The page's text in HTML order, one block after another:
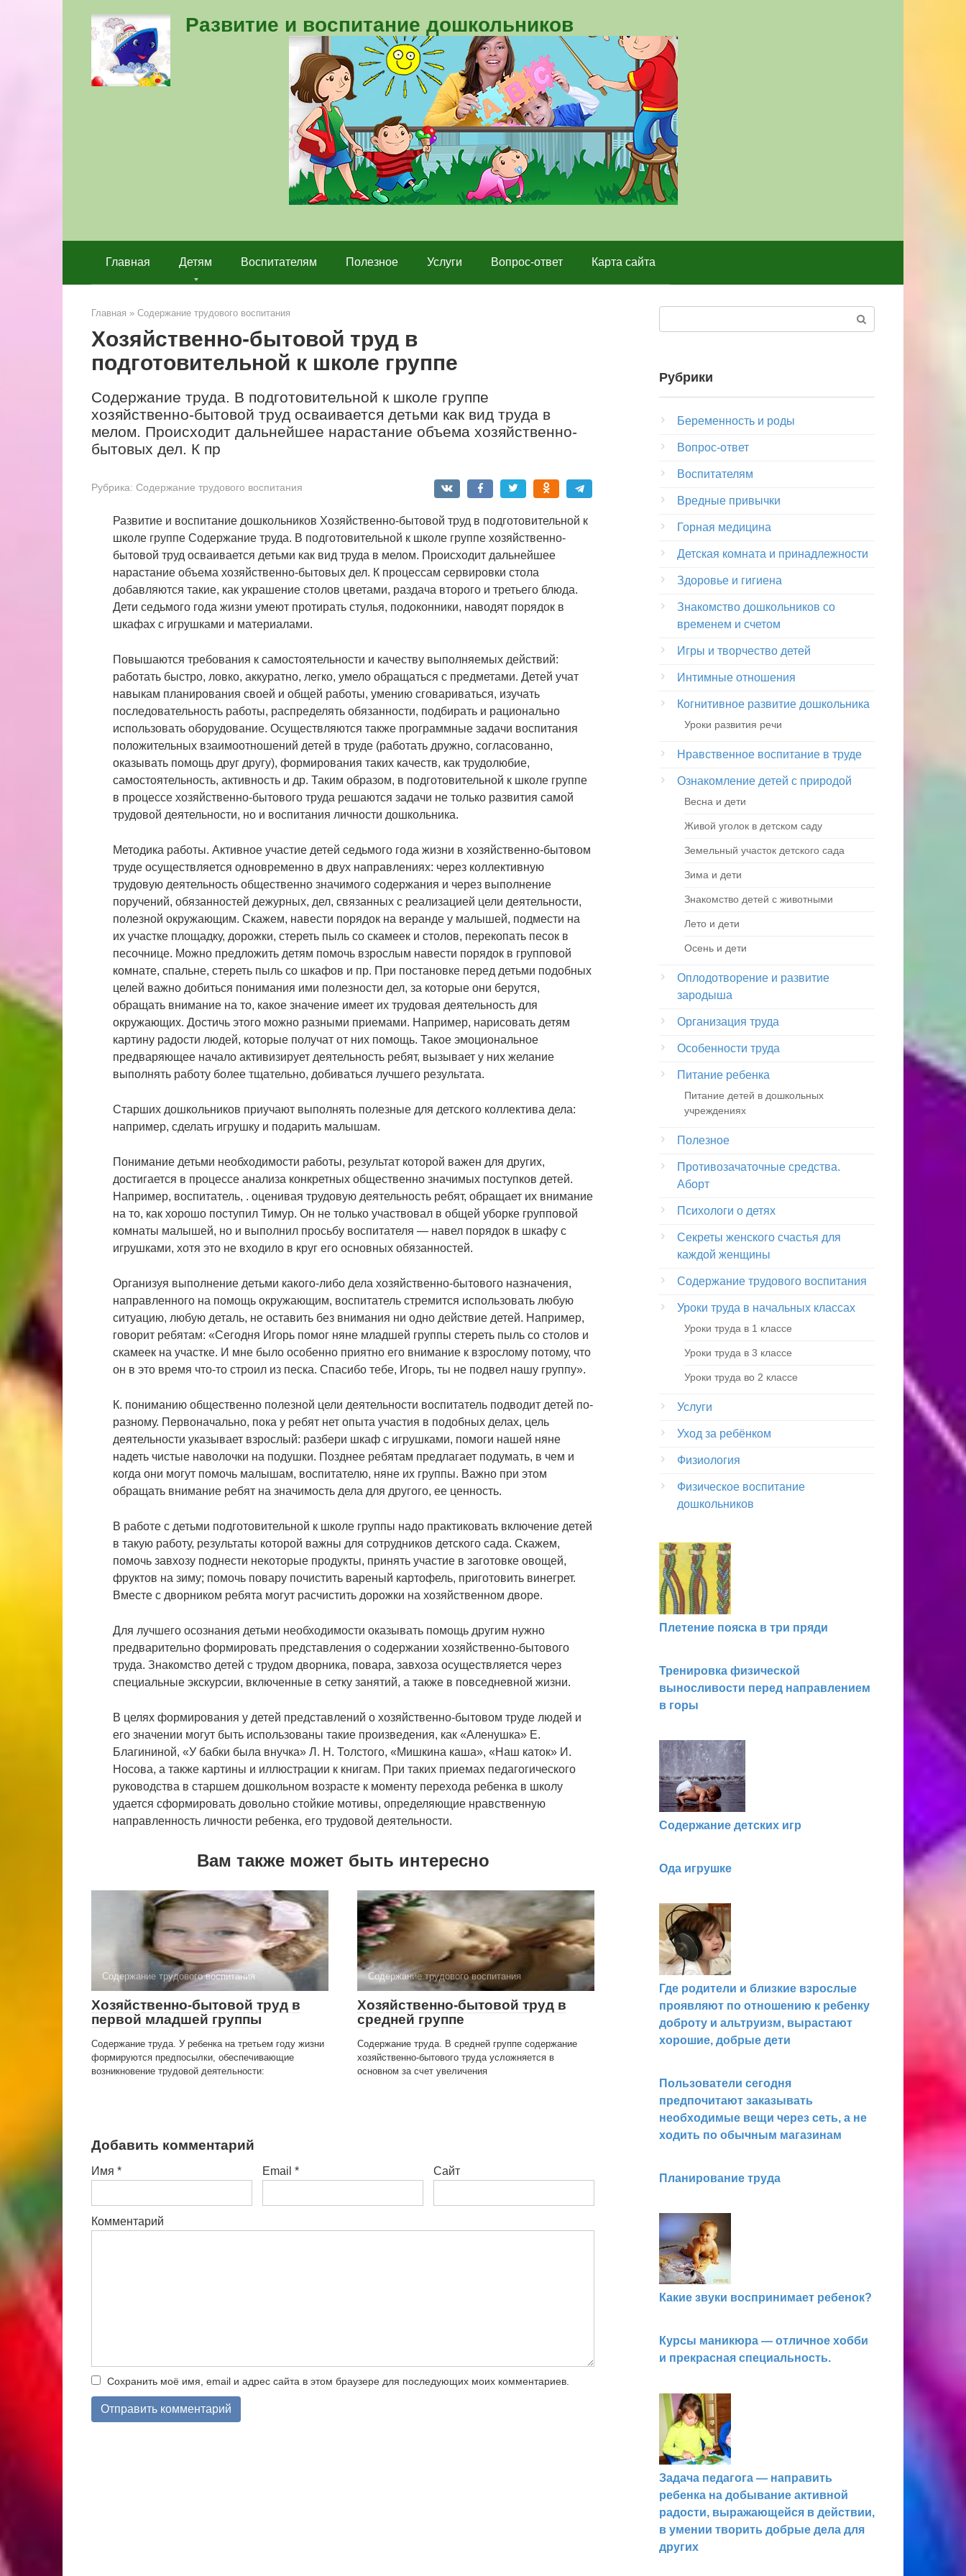
Развитие и воспитание дошкольников
Главная Детям Воспитателям Полезное Услуги Вопрос-ответ Карта сайта
Главная » Содержание трудового воспитания
Хозяйственно-бытовой труд в
подготовительной к школе группе
Содержание труда. В подготовительной к школе группе
хозяйственно-бытовой труд осваивается детьми как вид труда в
мелом. Происходит дальнейшее нарастание объема хозяйственно-
бытовых дел. К пр
Рубрика: Содержание трудового воспитания
Развитие и воспитание дошкольников Хозяйственно-бытовой труд в подготовительной к
школе группе Содержание труда. В подготовительной к школе группе хозяйственно-
бытовой труд осваивается детьми как вид труда в мелом. Происходит дальнейшее
нарастание объема хозяйственно-бытовых дел. К процессам сервировки стола
добавляются такие, как украшение столов цветами, раздача второго и третьего блюда.
Дети седьмого года жизни умеют протирать стулья, подоконники, наводят порядок в
шкафах с игрушками и материалами.
Повышаются требования к самостоятельности и качеству выполняемых действий:
работать быстро, ловко, аккуратно, легко, умело обращаться с предметами. Детей учат
навыкам планирования своей и общей работы, умению сговариваться, изучать
последовательность работы, распределять обязанности, подбирать и рационально
использовать оборудование. Осуществляются также программные задачи воспитания
положительных взаимоотношений детей в труде (работать дружно, согласованно,
оказывать помощь друг другу), формирования таких качеств, как трудолюбие,
самостоятельность, активность и др. Таким образом, в подготовительной к школе группе
в процессе хозяйственно-бытового труда решаются задачи не только развития самой
трудовой деятельности, но и воспитания личности дошкольника.
Методика работы. Активное участие детей седьмого года жизни в хозяйственно-бытовом
труде осуществляется одновременно в двух направлениях: через коллективную
трудовую деятельность общественно значимого содержания и через выполнение
поручений, обязанностей дежурных, дел, связанных с реализацией цели деятельности,
полезной окружающим. Скажем, навести порядок на веранде у малышей, подмести на
их участке площадку, дорожки, стереть пыль со скамеек и столов, перекопать песок в
песочнице. Можно предложить детям помочь взрослым навести порядок в групповой
комнате, спальне, стереть пыль со шкафов и пр. При постановке перед детьми подобных
целей важно добиться понимания ими полезности дел, за которые они берутся,
обращать внимание на то, какое значение имеет их трудовая деятельность для
окружающих. Достичь этого можно разными приемами. Например, нарисовать детям
картину радости людей, которые получат от них помощь. Такое эмоциональное
предваряющее начало активизирует деятельность ребят, вызывает у них желание
выполнять работу более тщательно, добиваться лучшего результата.
Старших дошкольников приучают выполнять полезные для детского коллектива дела:
например, сделать игрушку и подарить малышам.
Понимание детьми необходимости работы, результат которой важен для других,
достигается в процессе анализа конкретных общественно значимых поступков детей.
Например, воспитатель, . оценивая трудовую деятельность ребят, обращает их внимание
на то, как хорошо поступил Тимур. Он не только участвовал в общей уборке групповой
комнаты малышей, но и выполнил просьбу воспитателя ― навел порядок в шкафу с
игрушками, хотя это не входило в круг его основных обязанностей.
Организуя выполнение детьми какого-либо дела хозяйственно-бытового назначения,
направленного на помощь окружающим, воспитатель стремится использовать любую
ситуацию, любую деталь, не оставить без внимания ни одно действие детей. Например,
говорит ребятам: «Сегодня Игорь помог няне младшей группы стереть пыль со столов и
скамеек на участке. И мне было особенно приятно его внимание к взрослому потому, что
он в это время что-то строил из песка. Спасибо тебе, Игорь, ты не подвел нашу группу».
К. пониманию общественно полезной цели деятельности воспитатель подводит детей по-
разному. Первоначально, пока у ребят нет опыта участия в подобных делах, цель
деятельности указывает взрослый: разбери шкаф с игрушками, помоги нашей няне
надеть чистые наволочки на подушки. Позднее ребятам предлагает подумать, в чем и
когда они могут помочь малышам, воспитателю, няне их группы. Важно при этом
обращать внимание ребят на значимость дела для другого, ее ценность.
В работе с детьми подготовительной к школе группы надо практиковать включение детей
в такую работу, результаты которой важны для сотрудников детского сада. Скажем,
помочь завхозу поднести некоторые продукты, принять участие в заготовке овощей,
фруктов на зиму; помочь повару почистить вареный картофель, приготовить винегрет.
Вместе с дворником ребята могут расчистить дорожки на хозяйственном дворе.
Для лучшего осознания детьми необходимости оказывать помощь другим нужно
предварительно формировать представления о содержании хозяйственно-бытового
труда. Знакомство детей с трудом дворника, повара, завхоза осуществляется через
специальные экскурсии, включенные в сетку занятий, а также в повседневной жизни.
В целях формирования у детей представлений о хозяйственно-бытовом труде людей и
его значении могут быть использованы такие произведения, как «Аленушка» Е.
Благининой, «У бабки была внучка» Л. Н. Толстого, «Мишкина каша», «Наш каток» И.
Носова, а также картины и иллюстрации к книгам. При таких приемах педагогического
руководства в старшем дошкольном возрасте к моменту перехода ребенка в школу
удается сформировать довольно стойкие мотивы, определяющие нравственную
направленность личности ребенка, его трудовой деятельности.
Вам также может быть интересно
Содержание трудового воспитания
Хозяйственно-бытовой труд в
первой младшей группы
Содержание труда. У ребенка на третьем году жизни
формируются предпосылки, обеспечивающие
возникновение трудовой деятельности:
Содержание трудового воспитания
Хозяйственно-бытовой труд в
средней группе
Содержание труда. В средней группе содержание
хозяйственно-бытового труда усложняется в
основном за счет увеличения
Добавить комментарий
Имя * Email * Сайт
Комментарий
Сохранить моё имя, email и адрес сайта в этом браузере для последующих моих комментариев.
Рубрики
Беременность и роды
Вопрос-ответ
Воспитателям
Вредные привычки
Горная медицина
Детская комната и принадлежности
Здоровье и гигиена
Знакомство дошкольников со
временем и счетом
Игры и творчество детей
Интимные отношения
Когнитивное развитие дошкольника
Уроки развития речи
Нравственное воспитание в труде
Ознакомление детей с природой
Весна и дети
Живой уголок в детском саду
Земельный участок детского сада
Зима и дети
Знакомство детей с животными
Лето и дети
Осень и дети
Оплодотворение и развитие
зародыша
Организация труда
Особенности труда
Питание ребенка
Питание детей в дошкольных
учреждениях
Полезное
Противозачаточные средства.
Аборт
Психологи о детях
Секреты женского счастья для
каждой женщины
Содержание трудового воспитания
Уроки труда в начальных классах
Уроки труда в 1 классе
Уроки труда в 3 классе
Уроки труда во 2 классе
Услуги
Уход за ребёнком
Физиология
Физическое воспитание
дошкольников
Плетение пояска в три пряди
Тренировка физической
выносливости перед направлением
в горы
Содержание детских игр
Ода игрушке
Где родители и близкие взрослые
проявляют по отношению к ребенку
доброту и альтруизм, вырастают
хорошие, добрые дети
Пользователи сегодня
предпочитают заказывать
необходимые вещи через сеть, а не
ходить по обычным магазинам
Планирование труда
Какие звуки воспринимает ребенок?
Курсы маникюра — отличное хобби
и прекрасная специальность.
Задача педагога — направить
ребенка на добывание активной
радости, выражающейся в действии,
в умении творить добрые дела для
других